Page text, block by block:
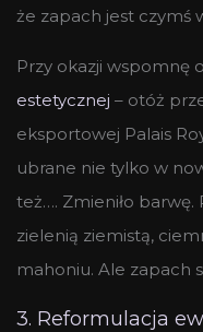
że zapach jest czymś
Przy okazji wspomnę o
estetycznej – otóż
eksportowej Palais
ubrane nie tylko w
też…. Zmieniło barwę.
zielenią ziemistą,
mahoniu. Ale zapach
3. Reformulacja